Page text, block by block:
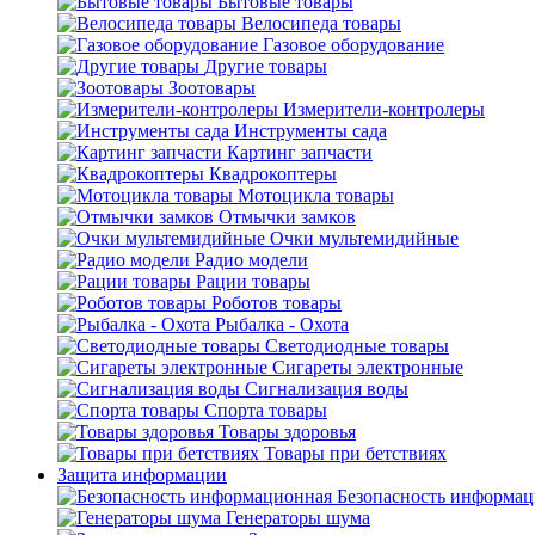
Велосипеда товары
Газовое оборудование
Другие товары
Зоотовары
Измерители-контролеры
Инструменты сада
Картинг запчасти
Квадрокоптеры
Мотоцикла товары
Отмычки замков
Очки мультемидийные
Радио модели
Рации товары
Роботов товары
Рыбалка - Охота
Светодиодные товары
Сигареты электронные
Сигнализация воды
Спорта товары
Товары здоровья
Товары при бетствиях
Защита информации
Безопасность
Генераторы шума